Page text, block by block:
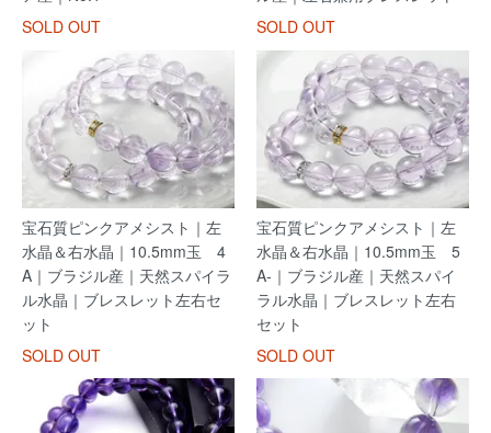
SOLD OUT
SOLD OUT
宝石質ピンクアメシスト｜左
水晶＆右水晶｜10.5mm玉 4
A｜ブラジル産｜天然スパイラ
ル水晶｜ブレスレット左右セ
ット
SOLD OUT
宝石質ピンクアメシスト｜左
水晶＆右水晶｜10.5mm玉 5
A-｜ブラジル産｜天然スパイ
ラル水晶｜ブレスレット左右
セット
SOLD OUT